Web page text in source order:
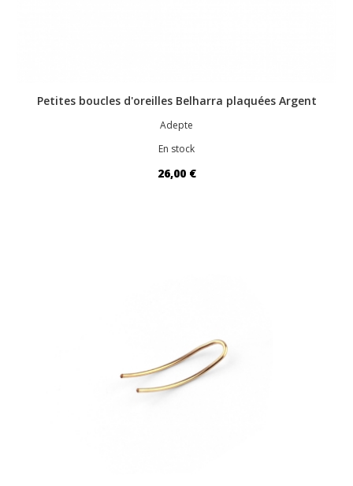
Petites boucles d'oreilles Belharra plaquées Argent
Adepte
En stock
26,00 €